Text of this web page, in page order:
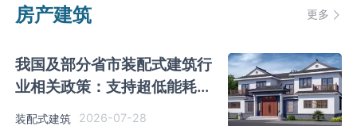
房产建筑 更多
我国及部分省市装配式建筑行
业相关政策：支持超低能耗建
装配式建筑 2026-07-28